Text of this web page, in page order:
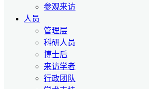
参观来访
人员
管理层
科研人员
博士后
来访学者
行政团队